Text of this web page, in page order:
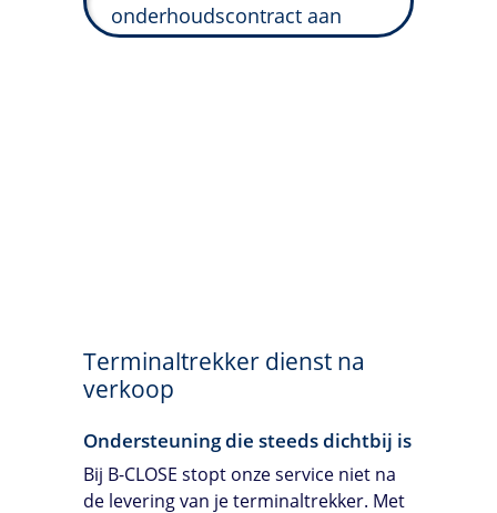
onderhoudscontract aan
Terminaltrekker dienst na
verkoop
Ondersteuning die steeds dichtbij is
Bij B-CLOSE stopt onze service niet na
de levering van je terminaltrekker. Met